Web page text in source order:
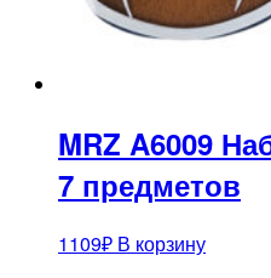
MRZ A6009
7 предметов
1109₽ В корзину